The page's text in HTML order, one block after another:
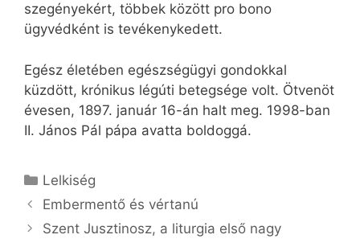
szegényekért, többek között pro bono
ügyvédként is tevékenykedett.
Egész életében egészségügyi gondokkal
küzdött, krónikus légúti betegsége volt. Ötvenöt
évesen, 1897. január 16-án halt meg. 1998-ban
II. János Pál pápa avatta boldoggá.
Kategória
Lelkiség
Embermentő és vértanú
Szent Jusztinosz, a liturgia első nagy